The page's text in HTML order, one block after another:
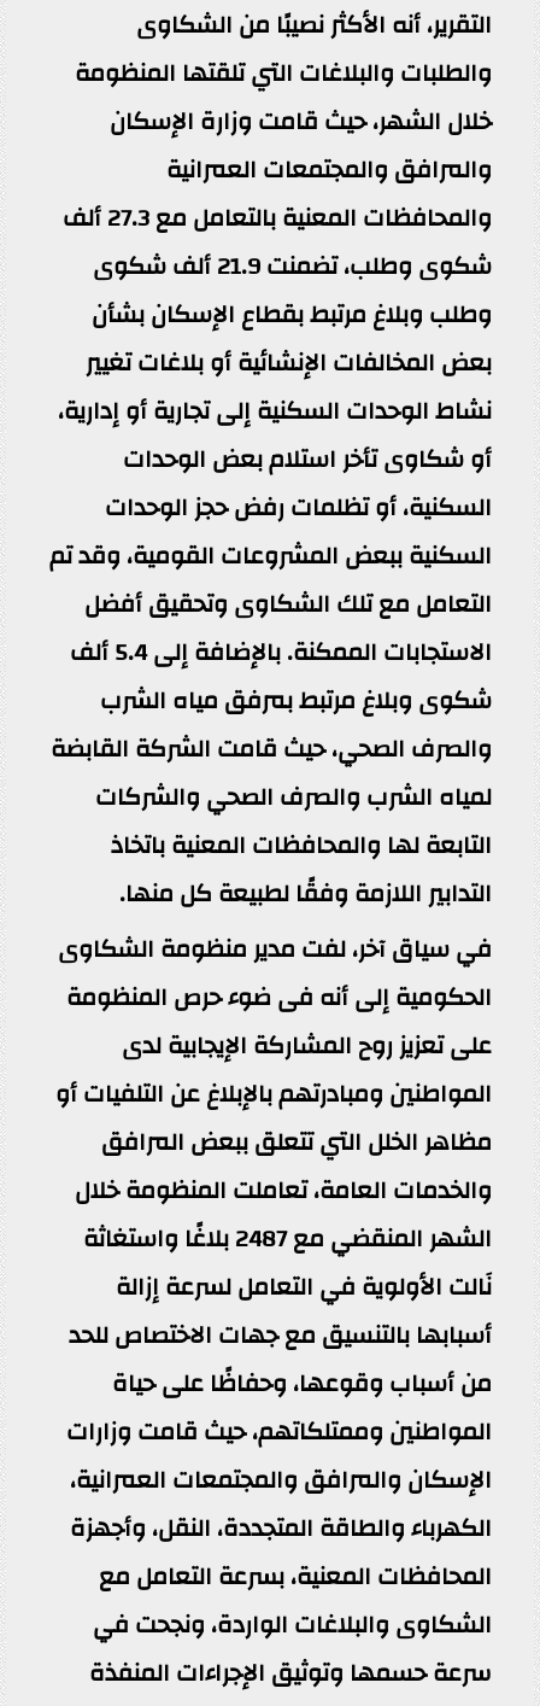
التقرير، أنه الأكثر نصيبًا من الشكاوى
والطلبات والبلاغات التي تلقتها المنظومة
خلال الشهر، حيث قامت وزارة الإسكان
والمرافق والمجتمعات العمرانية
والمحافظات المعنية بالتعامل مع 27.3 ألف
شكوى وطلب، تضمنت 21.9 ألف شكوى
وطلب وبلاغ مرتبط بقطاع الإسكان بشأن
بعض المخالفات الإنشائية أو بلاغات تغيير
نشاط الوحدات السكنية إلى تجارية أو إدارية،
أو شكاوى تأخر استلام بعض الوحدات
السكنية، أو تظلمات رفض حجز الوحدات
السكنية ببعض المشروعات القومية، وقد تم
التعامل مع تلك الشكاوى وتحقيق أفضل
الاستجابات الممكنة. بالإضافة إلى 5.4 ألف
شكوى وبلاغ مرتبط بمرفق مياه الشرب
والصرف الصحي، حيث قامت الشركة القابضة
لمياه الشرب والصرف الصحي والشركات
التابعة لها والمحافظات المعنية باتخاذ
التدابير اللازمة وفقًا لطبيعة كل منها.
في سياق آخر، لفت مدير منظومة الشكاوى
الحكومية إلى أنه فى ضوء حرص المنظومة
على تعزيز روح المشاركة الإيجابية لدى
المواطنين ومبادرتهم بالإبلاغ عن التلفيات أو
مظاهر الخلل التي تتعلق ببعض المرافق
والخدمات العامة، تعاملت المنظومة خلال
الشهر المنقضي مع 2487 بلاغًا واستغاثة
نَالت الأولوية في التعامل لسرعة إزالة
أسبابها بالتنسيق مع جهات الاختصاص للحد
من أسباب وقوعها، وحفاظًا على حياة
المواطنين وممتلكاتهم، حيث قامت وزارات
الإسكان والمرافق والمجتمعات العمرانية،
الكهرباء والطاقة المتجددة، النقل، وأجهزة
المحافظات المعنية، بسرعة التعامل مع
الشكاوى والبلاغات الواردة، ونجحت في
سرعة حسمها وتوثيق الإجراءات المنفذة